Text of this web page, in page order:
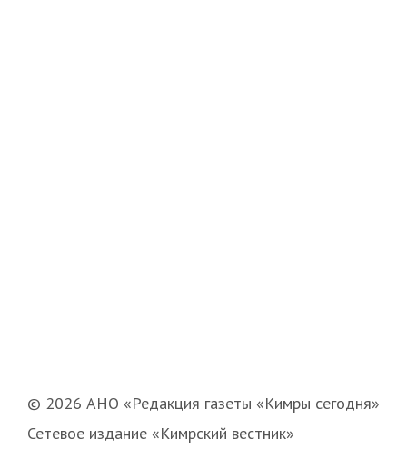
© 2026 АНО «Редакция газеты «Кимры сегодня»
Сетевое издание «Кимрский вестник»